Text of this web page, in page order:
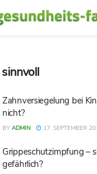
sinnvoll
Zahnversiegelung bei
nicht?
BY ADMIN 17. SEPTEMBER
Grippeschutzimpfung –
gefährlich?